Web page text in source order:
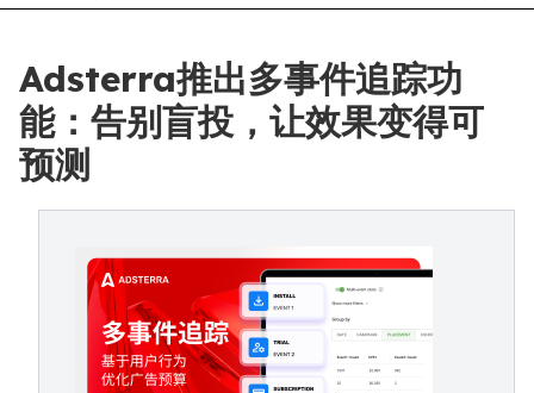
Adsterra推出多事件追踪功
能：告别盲投，让效果变得可
预测